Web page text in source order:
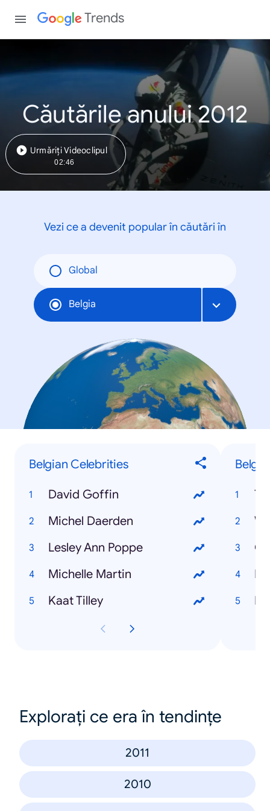
Trends
Căutările anului 2012
Urmăriți Videoclipul
02:46
Vezi ce a devenit popular în căutări în
Global
Belgia
Belgian Celebrities
David Goffin
Michel Daerden
Lesley Ann Poppe
Michelle Martin
Kaat Tilley
Explorați ce era în tendințe
2011
2010